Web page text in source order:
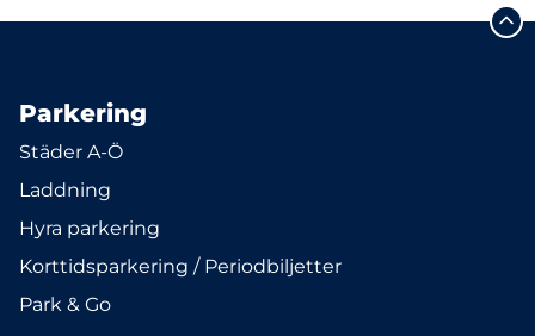
Parkering
Städer A-Ö
Laddning
Hyra parkering
Korttidsparkering / Periodbiljetter
Park & Go